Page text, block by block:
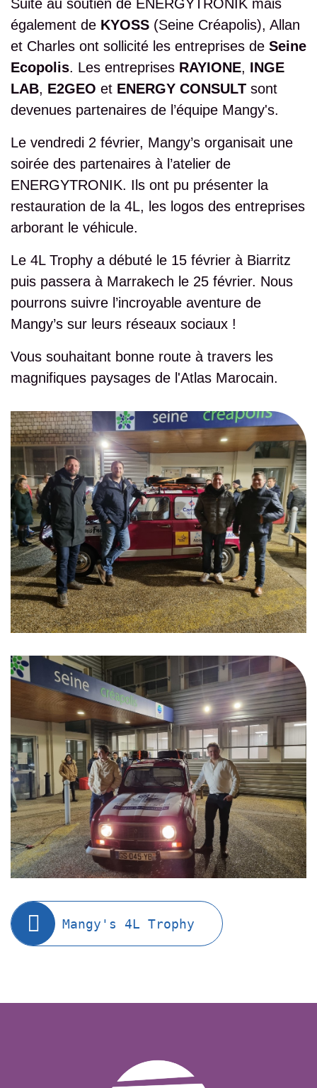
Suite au soutien de ENERGYTRONIK mais
également de KYOSS (Seine Créapolis), Allan
et Charles ont sollicité les entreprises de Seine
Ecopolis. Les entreprises RAYIONE, INGE
LAB, E2GEO et ENERGY CONSULT sont
devenues partenaires de l’équipe Mangy's.
Le vendredi 2 février, Mangy’s organisait une
soirée des partenaires à l’atelier de
ENERGYTRONIK. Ils ont pu présenter la
restauration de la 4L, les logos des entreprises
arborant le véhicule.
Le 4L Trophy a débuté le 15 février à Biarritz
puis passera à Marrakech le 25 février. Nous
pourrons suivre l’incroyable aventure de
Mangy’s sur leurs réseaux sociaux !
Vous souhaitant bonne route à travers les
magnifiques paysages de l'Atlas Marocain.
Mangy's 4L Trophy